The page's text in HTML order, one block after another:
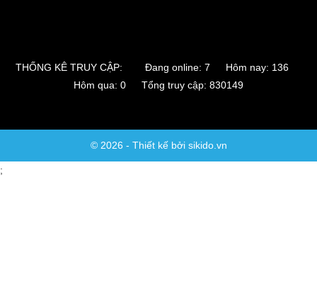
THỐNG KÊ TRUY CẬP:
Đang online: 7 Hôm nay: 136
Hôm qua: 0 Tổng truy cập: 830149
© 2026 - Thiết kế bởi sikido.vn
;